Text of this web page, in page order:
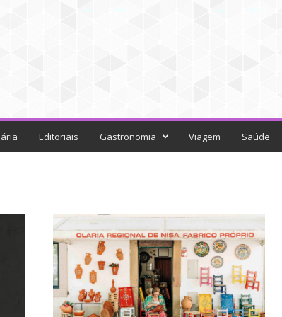
Editoriais Gastronomia Viagem Saúde